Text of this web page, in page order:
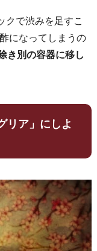
クで渋みを足すこ
になってしまうの
き別の容器に移し
リア」にしよ